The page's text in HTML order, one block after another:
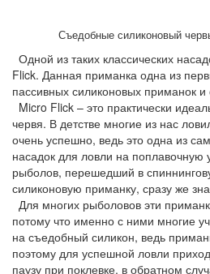
Съедобные силиконовый
Одной из таких классических
Flick. Данная приманка одна из
пассивных силиконовых приманок и
Micro Flick – это практически
червя. В детстве многие из нас
очень успешно, ведь это одна из
насадок для ловли на поплавочную
рыболов, перешедший в
силиконовую приманку, сразу же
Для многих рыболовов эти
потому что именно с ними многие
на съедобный силикон, ведь
поэтому для успешной ловли
паузу при поклевке, в обратном